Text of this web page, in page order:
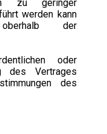
zu geringer
werden kann
der
oder
des Vertrages
des